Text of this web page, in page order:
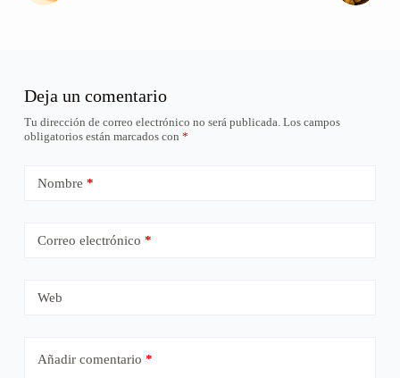
Deja un comentario
Tu dirección de correo electrónico no será publicada. Los campos
obligatorios están marcados con *
Nombre *
Correo electrónico *
Web
Añadir comentario *